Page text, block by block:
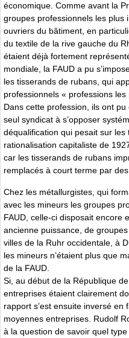
économique. Comme avant la
groupes professionnels les plus
ouvriers du bâtiment, en
du textile de la rive gauche du
étaient déjà fortement
mondiale, la FAUD a pu
les tisserands de rubans, qui
professionnels « professions
Dans cette profession, ils ont
seul syndicat à s’opposer
déqualification qui pesait sur
rationalisation capitaliste de
car les tisserands de rubans
remplacés à court terme par
Chez les métallurgistes, qui
avec les mineurs les groupes
FAUD, celle-ci disposait encore
ancienne puissance, de
villes de la Ruhr occidentale, à
les mineurs n’étaient plus que
de la FAUD.
Si, au début de la République
entreprises étaient clairement
rapport s’est ensuite inversé
moyennes entreprises. Rudolf
à la question de savoir quel